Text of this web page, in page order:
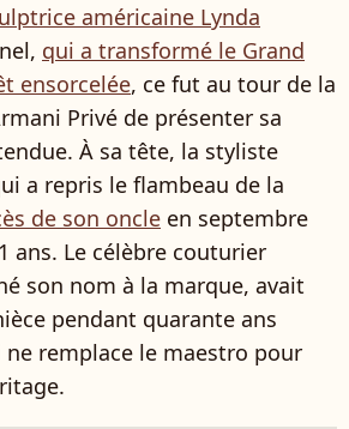
américaine Lynda
qui a transformé le Grand
ensorcelée, ce fut au tour de la
Privé de présenter sa
À sa tête, la styliste
a repris le flambeau de la
de son oncle en septembre
ans. Le célèbre couturier
son nom à la marque, avait
pendant quarante ans
ne remplace le maestro pour